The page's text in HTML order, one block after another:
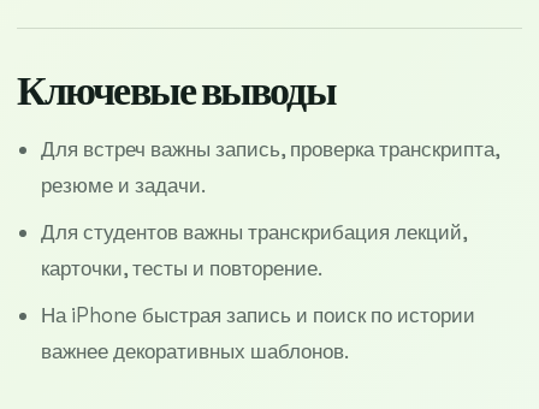
Ключевые выводы
Для встреч важны запись, проверка транскрипта,
резюме и задачи.
Для студентов важны транскрибация лекций,
карточки, тесты и повторение.
На iPhone быстрая запись и поиск по истории
важнее декоративных шаблонов.